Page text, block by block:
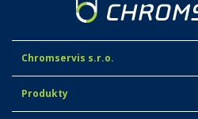
Chromservis s.r.o.
Produkty